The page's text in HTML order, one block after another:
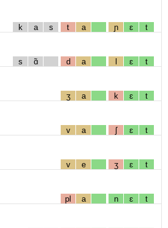
k a s t a ɲ ɛ t
s ɑ̃ d a l ɛ t
ʒ a k ɛ t
v a ʃ ɛ t
v e ʒ ɛ t
pl a n ɛ t